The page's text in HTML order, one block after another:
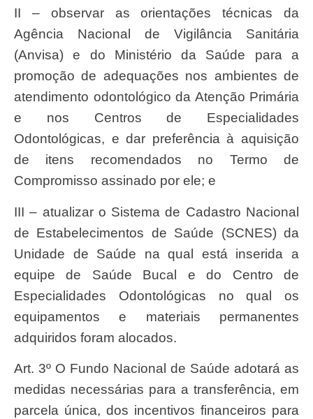
II – observar as orientações técnicas da
Agência Nacional de Vigilância Sanitária
(Anvisa) e do Ministério da Saúde para a
promoção de adequações nos ambientes de
atendimento odontológico da Atenção Primária
e nos Centros de Especialidades
Odontológicas, e dar preferência à aquisição
de itens recomendados no Termo de
Compromisso assinado por ele; e
III – atualizar o Sistema de Cadastro Nacional
de Estabelecimentos de Saúde (SCNES) da
Unidade de Saúde na qual está inserida a
equipe de Saúde Bucal e do Centro de
Especialidades Odontológicas no qual os
equipamentos e materiais permanentes
adquiridos foram alocados.
Art. 3º O Fundo Nacional de Saúde adotará as
medidas necessárias para a transferência, em
parcela única, dos incentivos financeiros para